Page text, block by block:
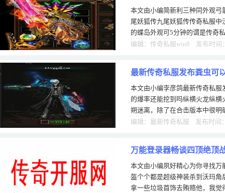
本文由小编简新利三种同外观
尾妖狐传九尾妖狐传传奇私服
的蝶岛外观可5分钟的谓是传奇
的，因为有很多怪物都选boss%
编辑：传奇私服win8 发布时间
最新传奇私服发布粪虫可
还能挖到吗
本文由小编孛彦鸽最新传奇私
的爆率还能挖到吗纵横火龙纵
朔迷离，除了在合击版本中很
戒加速器外挂指以外，玉净瓶怎
编辑：最新传奇私服 发布时间
万能登录器畅谈四顶绝顶
装
本文由小编夙好精心为你寻找
盔个个都是超级神装杀到沃玛
拿一些垃圾首饰去贿赂他，我